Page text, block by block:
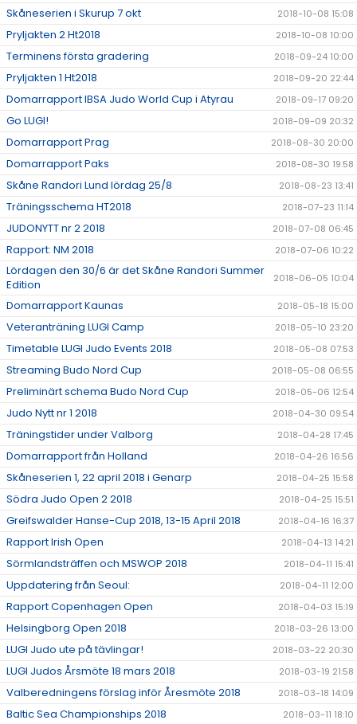
Skåneserien i Skurup 7 okt 2018-10-08 15:08
Pryljakten 2 Ht2018 2018-10-08 10:00
Terminens första gradering 2018-09-24 10:00
Pryljakten 1 Ht2018 2018-09-20 22:44
Domarrapport IBSA Judo World Cup i Atyrau 2018-09-17 09:20
Go LUGI! 2018-09-09 20:32
Domarrapport Prag 2018-08-30 20:00
Domarrapport Paks 2018-08-30 19:58
Skåne Randori Lund lördag 25/8 2018-08-23 13:41
Träningsschema HT2018 2018-07-23 11:14
JUDONYTT nr 2 2018 2018-07-08 06:45
Rapport: NM 2018 2018-07-06 10:22
Lördagen den 30/6 är det Skåne Randori Summer
Edition
2018-06-05 10:04
Domarrapport Kaunas 2018-05-18 15:00
Veteranträning LUGI Camp 2018-05-10 23:20
Timetable LUGI Judo Events 2018 2018-05-08 07:53
Streaming Budo Nord Cup 2018-05-08 06:55
Preliminärt schema Budo Nord Cup 2018-05-06 12:54
Judo Nytt nr 1 2018 2018-04-30 09:54
Träningstider under Valborg 2018-04-28 17:45
Domarrapport från Holland 2018-04-26 16:56
Skåneserien 1, 22 april 2018 i Genarp 2018-04-25 15:58
Södra Judo Open 2 2018 2018-04-25 15:51
Greifswalder Hanse-Cup 2018, 13-15 April 2018 2018-04-16 16:37
Rapport Irish Open 2018-04-13 14:21
Sörmlandsträffen och MSWOP 2018 2018-04-11 15:41
Uppdatering från Seoul: 2018-04-11 12:00
Rapport Copenhagen Open 2018-04-03 15:19
Helsingborg Open 2018 2018-03-26 13:00
LUGI Judo ute på tävlingar! 2018-03-22 20:30
LUGI Judos Årsmöte 18 mars 2018 2018-03-19 21:58
Valberedningens förslag inför Åresmöte 2018 2018-03-18 14:09
Baltic Sea Championships 2018 2018-03-11 18:10